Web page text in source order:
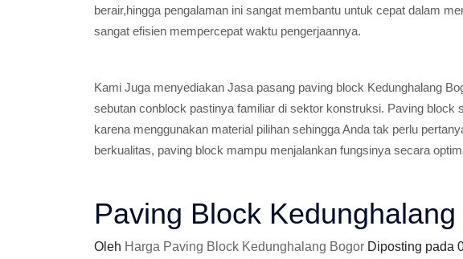
berair,hingga pengalaman ini sangat membantu untuk cepat dalam
sangat efisien mempercepat waktu pengerjaannya.
Kami Juga menyediakan Jasa pasang paving block Kedunghalang
sebutan conblock pastinya familiar di sektor konstruksi. Paving block
karena menggunakan material pilihan sehingga Anda tak perlu
berkualitas, paving block mampu menjalankan fungsinya secara
Paving Block
Oleh Harga Paving Block Kedunghalang Bogor Diposting pada